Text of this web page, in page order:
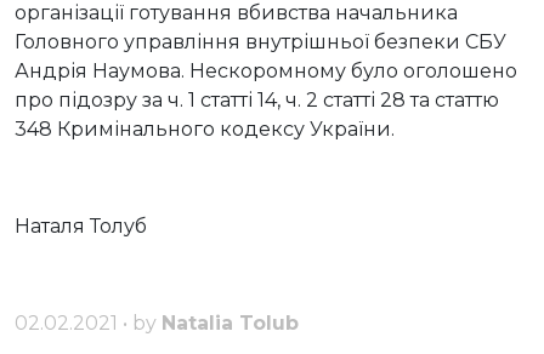
організації готування вбивства начальника
Головного управління внутрішньої безпеки СБУ
Андрія Наумова. Нескоромному було оголошено
про підозру за ч. 1 статті 14, ч. 2 статті 28 та статтю
348 Кримінального кодексу України.
Наталя Толуб
02.02.2021 • by Natalia Tolub